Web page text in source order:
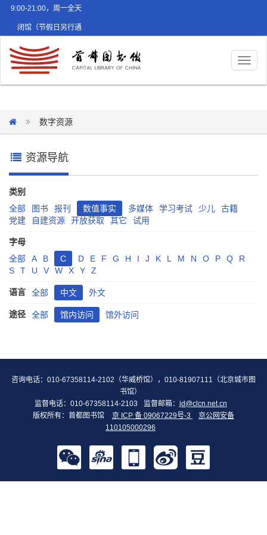
9:00-21:00，周一全天
闭馆（节假日另行通
数字资源
资源导航
类别
全部
图书 报刊 数值事实 多媒体 学习考试 少儿
古籍
党建
自建资源 开放获取 其它 试用
字母
全部
A B C D E F G H I J K L M N O P Q
R
S
T U V W X Y Z
语言 全部 中文 外文
途径 全部 馆内访问 馆外访问
咨询电话：010-67358114-2102（华威桥馆），010-81907111（北京城市图
书馆）
监督电话：010-67358114-2103
监督邮箱： jd@clcn.net.cn
版权所有：首都图书馆
京 ICP 备 09067229号-3
京公网安备
110105000296